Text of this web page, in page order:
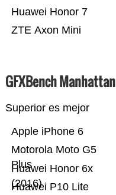
ZTE Axon Mini
Huawei Honor 7
GFXBench Manhattan
Superior es mejor
Huawei P10 Lite
Huawei Honor 6x
(2016)
Motorola Moto G5
Plus
Apple iPhone 6